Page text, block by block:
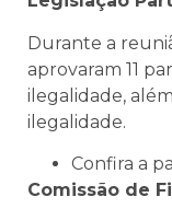
Durante a
aprovaram 11
ilegalidade,
ilegalidade.
Confira a
Comissão de